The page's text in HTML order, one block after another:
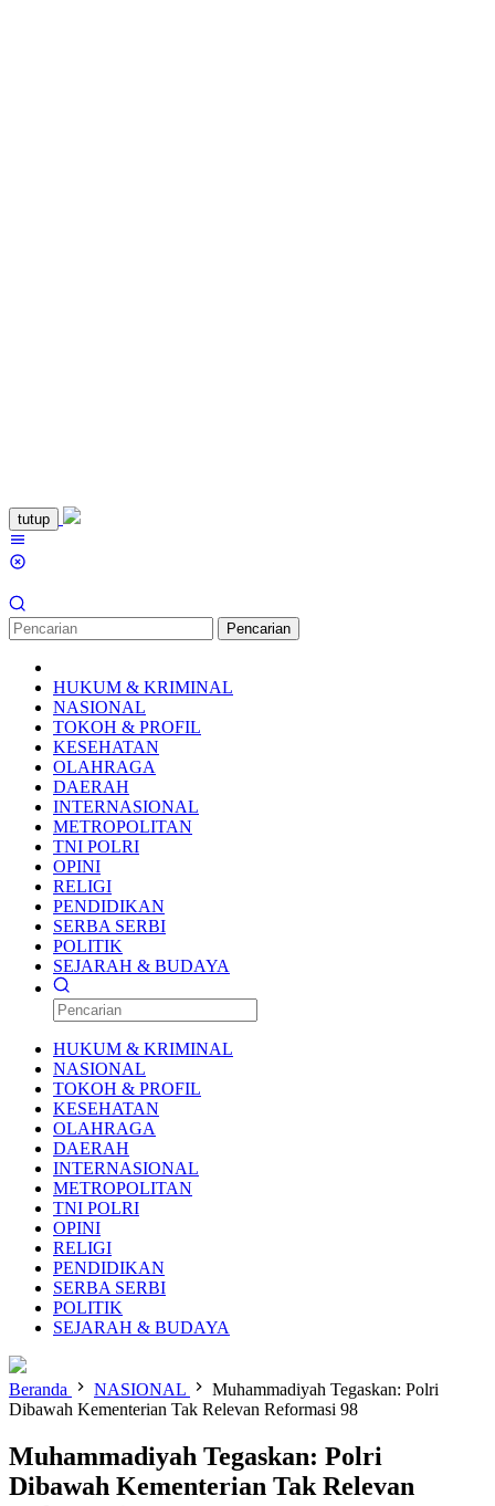
Loncat
ke
konten
tutup
Pencarian
HUKUM & KRIMINAL
NASIONAL
TOKOH & PROFIL
KESEHATAN
OLAHRAGA
DAERAH
INTERNASIONAL
METROPOLITAN
TNI POLRI
OPINI
RELIGI
PENDIDIKAN
SERBA SERBI
POLITIK
SEJARAH & BUDAYA
HUKUM & KRIMINAL
NASIONAL
TOKOH & PROFIL
KESEHATAN
OLAHRAGA
DAERAH
INTERNASIONAL
METROPOLITAN
TNI POLRI
OPINI
RELIGI
PENDIDIKAN
SERBA SERBI
POLITIK
SEJARAH & BUDAYA
Beranda NASIONAL
Muhammadiyah Tegaskan: Polri
Dibawah Kementerian Tak Relevan Reformasi 98
Muhammadiyah Tegaskan: Polri
Dibawah Kementerian Tak Relevan